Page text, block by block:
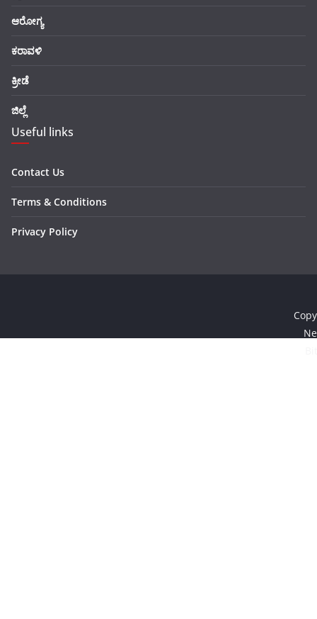
ಆರೋಗ್ಯ
ಕರಾವಳಿ
ಕ್ರೀಡೆ
ಜಿಲ್ಲೆ
Useful links
Contact Us
Terms & Conditions
Privacy Policy